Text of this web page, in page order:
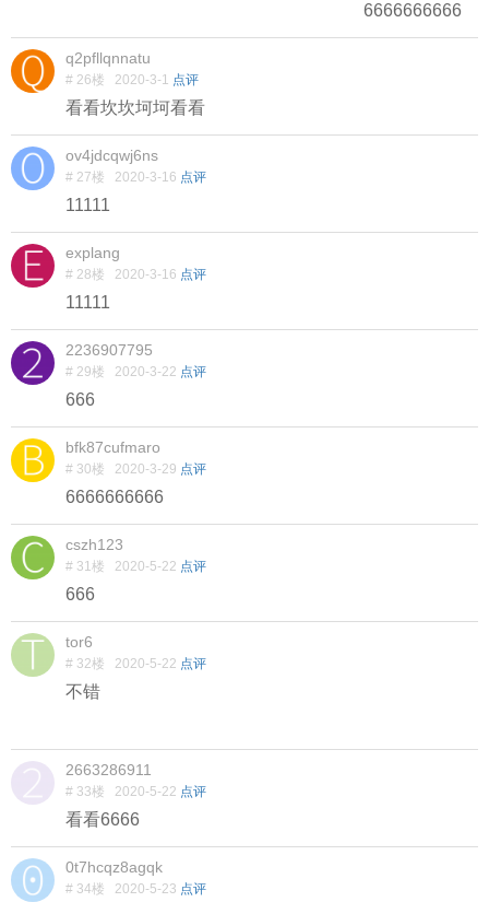
6666666666
q2pfllqnnatu
# 26楼 2020-3-1 点评
看看坎坎坷坷看看
ov4jdcqwj6ns
# 27楼 2020-3-16 点评
11111
explang
# 28楼 2020-3-16 点评
11111
2236907795
# 29楼 2020-3-22 点评
666
bfk87cufmaro
# 30楼 2020-3-29 点评
6666666666
cszh123
# 31楼 2020-5-22 点评
666
tor6
# 32楼 2020-5-22 点评
不错
2663286911
# 33楼 2020-5-22 点评
看看6666
0t7hcqz8agqk
# 34楼 2020-5-23 点评